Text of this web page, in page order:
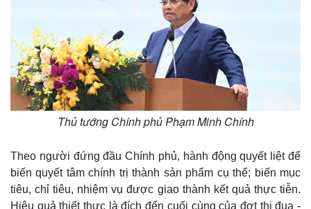
Thủ tướng Chính phủ Phạm Minh Chính
Theo người đứng đầu Chính phủ, hành động quyết liệt để
biến quyết tâm chính trị thành sản phẩm cụ thể; biến mục
tiêu, chỉ tiêu, nhiệm vụ được giao thành kết quả thực tiễn.
Hiệu quả thiết thực là đích đến cuối cùng của đợt thi đua -